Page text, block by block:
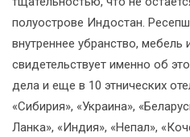
полуострове Индостан.
внутреннее убранство,
свидетельствует именно об
дела и еще в 10 этнических
«Сибирия», «Украина»,
Ланка», «Индия», «Непал»,